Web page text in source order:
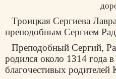
Троицкая Сергиева
преподобным Сергием
Преподобный Сергий,
родился около 1314 года
благочестивых